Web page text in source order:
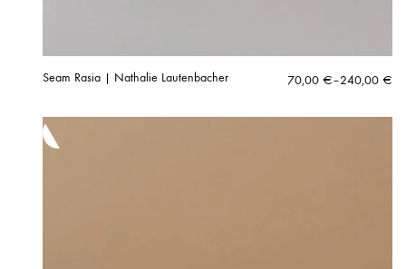
Seam Rasia | Nathalie Lautenbacher 70,00 €–240,00 €
Hintaluokka:
-